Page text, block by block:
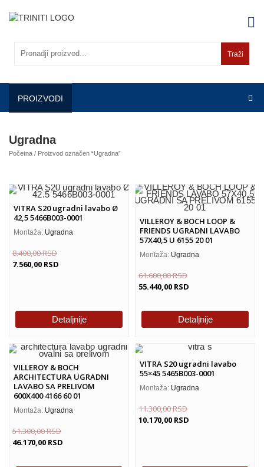
Traži
PROIZVODI
Ugradna
Početna / Proizvod označen “Ugradna”
VITRA S20 ugradni lavabo Ø
42,5 5466B003-0001
Montaža: Ugradna
8.400,00RSD
7.560,00 RSD
Detaljnije
VILLEROY & BOCH LOOP &
FRIENDS UGRADNI LAVABO
57X40,5 U 6155 20 01
Montaža: Ugradna
61.600,00RSD
55.440,00 RSD
Detaljnije
VILLEROY & BOCH
ARCHITECTURA UGRADNI
LAVABO SA PRELIVOM
600X400 4166 60 01
Montaža: Ugradna
51.300,00RSD
46.170,00 RSD
VITRA S20 ugradni lavabo
55×45 5465B003-0001
Montaža: Ugradna
11.300,00RSD
10.170,00 RSD